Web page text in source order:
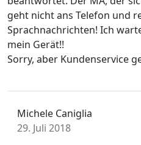
geht nicht ans Telefon und
Sprachnachrichten! Ich
mein Gerät!!
Sorry, aber Kundenservice
Michele Caniglia
29. Juli 2018